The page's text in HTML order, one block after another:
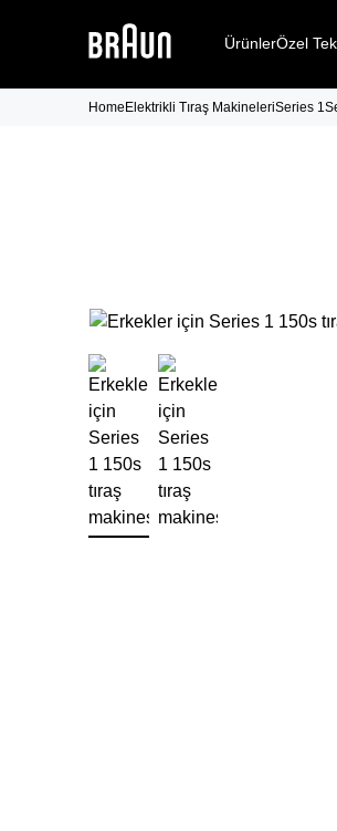
ÜrünlerÖzel
Home Elektrikli Tıraş MakineleriSeries 1